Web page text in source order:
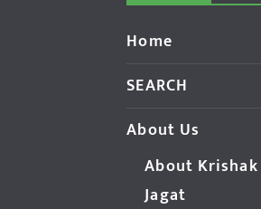
Home
SEARCH
About Us
About Krishak
Jagat